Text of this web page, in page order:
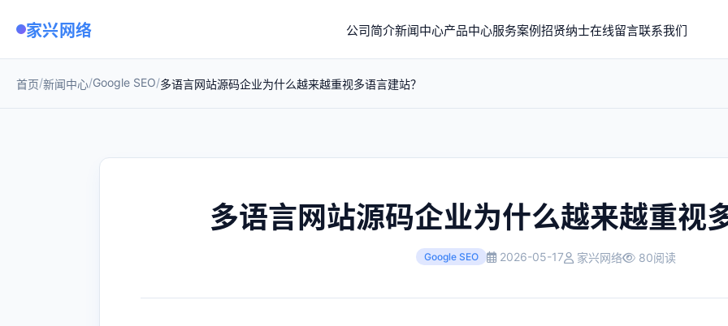
家兴网络 公司简介新闻中心产品中心服务案例招贤纳士在线留言联系我们
首页/新闻中心/Google SEO/多语言网站源码企业为什么越来越重视多语言建站？
多语言网站源码企业为什么越来越重视
Google SEO 2026-05-17 家兴网络 80阅读